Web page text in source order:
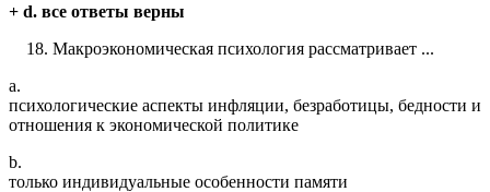
+ d. все ответы верны
Макроэкономическая психология рассматривает ...
a.
психологические аспекты инфляции, безработицы, бедности и
отношения к экономической политике
b.
только индивидуальные особенности памяти